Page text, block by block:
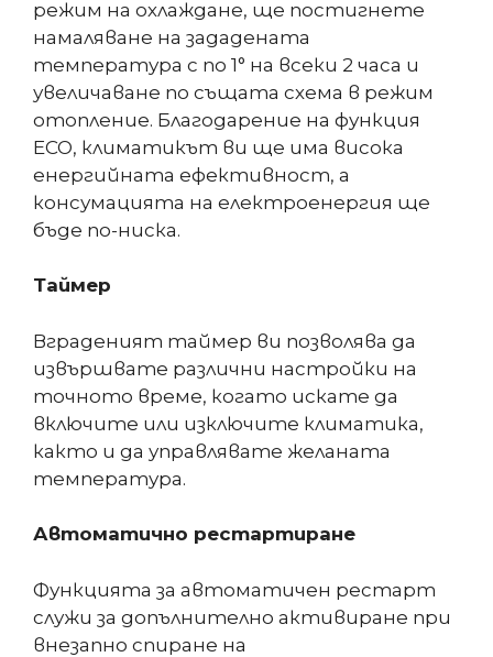
режим на охлаждане, ще постигнете
намаляване на зададената
температура с по 1° на всеки 2 часа и
увеличаване по същата схема в режим
отопление. Благодарение на функция
ЕСО, климатикът ви ще има висока
енергийната ефективност, а
консумацията на електроенергия ще
бъде по-ниска.
Таймер
Вграденият таймер ви позволява да
извършвате различни настройки на
точното време, когато искате да
включите или изключите климатика,
както и да управлявате желаната
температура.
Автоматично рестартиране
Функцията за автоматичен рестарт
служи за допълнително активиране при
внезапно спиране на